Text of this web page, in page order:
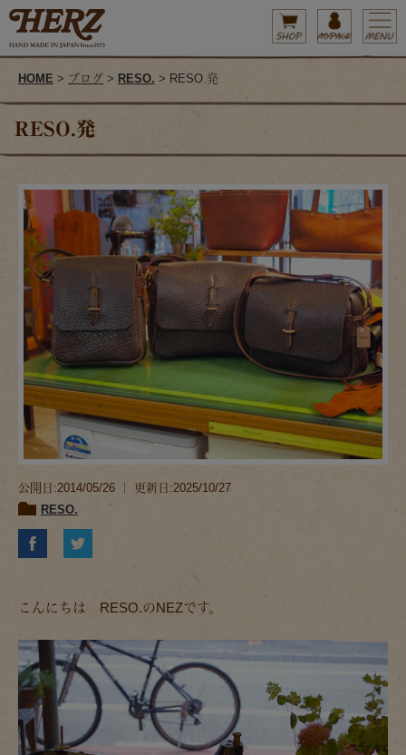
HOME > ブログ > RESO. > RESO.発
RESO.発
公開日:2014/05/26 ｜ 更新日:2025/10/27
RESO.
こんにちは RESO.のNEZです。